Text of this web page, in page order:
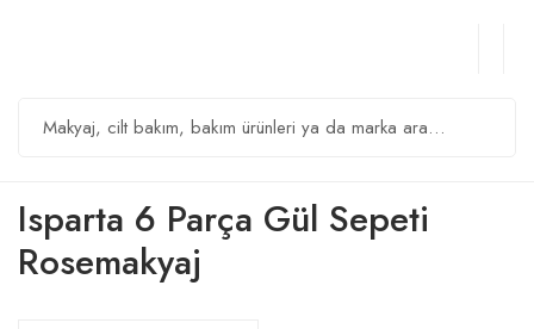
Isparta 6 Parça Gül Sepeti
Rosemakyaj